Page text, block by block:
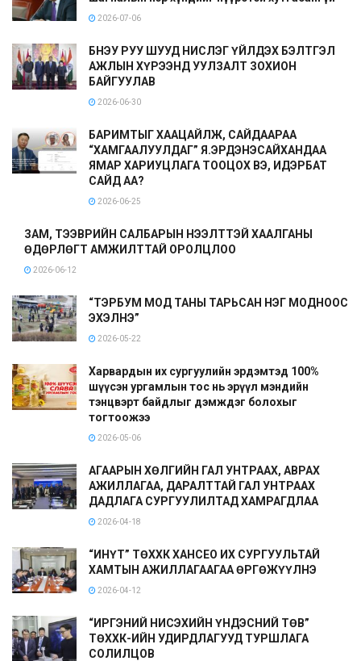
2026-07-06
БНЭУ РУУ ШУУД НИСЛЭГ ҮЙЛДЭХ БЭЛТГЭЛ
АЖЛЫН ХҮРЭЭНД УУЛЗАЛТ ЗОХИОН
БАЙГУУЛАВ
2026-06-30
БАРИМТЫГ ХААЦАЙЛЖ, САЙДААРАА
“ХАМГААЛУУЛДАГ” Я.ЭРДЭНЭСАЙХАНДАА
ЯМАР ХАРИУЦЛАГА ТООЦОХ ВЭ, ИДЭРБАТ
САЙД АА?
2026-06-25
ЗАМ, ТЭЭВРИЙН САЛБАРЫН НЭЭЛТТЭЙ ХААЛГАНЫ
ӨДӨРЛӨГТ АМЖИЛТТАЙ ОРОЛЦЛОО
2026-06-12
“ТЭРБУМ МОД ТАНЫ ТАРЬСАН НЭГ МОДНООС
ЭХЭЛНЭ”
2026-05-22
Харвардын их сургуулийн эрдэмтэд 100%
шүүсэн ургамлын тос нь эрүүл мэндийн
тэнцвэрт байдлыг дэмждэг болохыг
тогтоожээ
2026-05-06
АГААРЫН ХӨЛГИЙН ГАЛ УНТРААХ, АВРАХ
АЖИЛЛАГАА, ДАРАЛТТАЙ ГАЛ УНТРААХ
ДАДЛАГА СУРГУУЛИЛТАД ХАМРАГДЛАА
2026-04-18
“ИНҮТ” ТӨХХК ХАНСЕО ИХ СУРГУУЛЬТАЙ
ХАМТЫН АЖИЛЛАГААГАА ӨРГӨЖҮҮЛНЭ
2026-04-12
“ИРГЭНИЙ НИСЭХИЙН ҮНДЭСНИЙ ТӨВ”
ТӨХХК-ИЙН УДИРДЛАГУУД ТУРШЛАГА
СОЛИЛЦОВ